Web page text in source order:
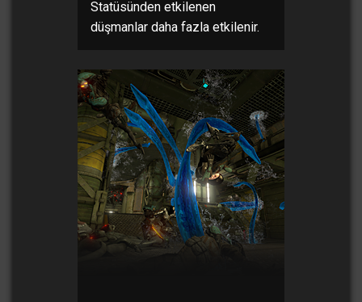
Statüsünden etkilenen
düşmanlar daha fazla etkilenir.